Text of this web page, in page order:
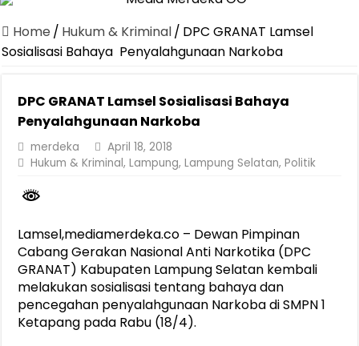
Canangkan Desa TAPIS dan Luncurkan Sekolah Lansia di
Pemprov Lampung Berhasil Kendalikan Inflasi, Jadi Provinsi
Dirut Jasa Raharja Dampingi Wamenhub Tinjau Penanganan
Pastikan Pelayanan Maksimal, Direksi Jasa Raharja Tinjau Korban
Dirut Jasa Raharja Dampingi Wamenhub Tinjau Penanganan
Purnama Wulan Sari Mirza Buka SiSeSa Roadshow Lampung
Home / Hukum & Kriminal/ DPC GRANAT Lamsel
Sosialisasi Bahaya Penyalahgunaan Narkoba
DPC GRANAT Lamsel Sosialisasi Bahaya
Penyalahgunaan Narkoba
merdeka
April 18, 2018
Hukum & Kriminal,Lampung,Lampung Selatan,Politik
Lamsel,mediamerdeka.co – Dewan Pimpinan
Cabang Gerakan Nasional Anti Narkotika (DPC
GRANAT) Kabupaten Lampung Selatan kembali
melakukan sosialisasi tentang bahaya dan
pencegahan penyalahgunaan Narkoba di SMPN 1
Ketapang pada Rabu (18/4).